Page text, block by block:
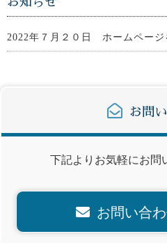
2022年７月２０日 ホームページ
お問
下記よりお気軽にお問
お問い合